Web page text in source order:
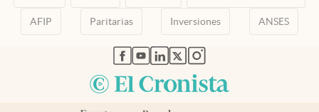
AFIP Paritarias Inversiones ANSES
abre en nueva pestaña
abre en nueva pestaña
abre en nueva pestaña
abre en nueva pestaña
abre en nueva pestaña